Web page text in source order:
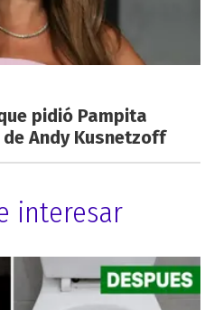
pidió Pampita
Andy Kusnetzoff
interesar